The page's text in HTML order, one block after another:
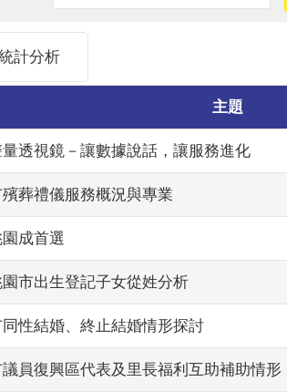
計分析
主題
透視鏡－讓數據說話，讓服務進化
葬禮儀服務概況與專業
成首選
市出生登記子女從姓分析
性結婚、終止結婚情形探討
員復興區代表及里長福利互助補助情形